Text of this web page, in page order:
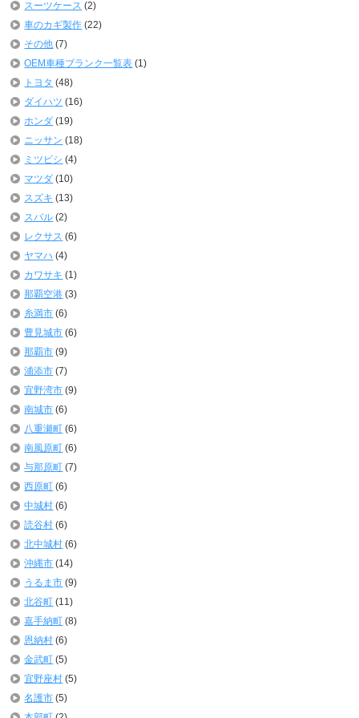
スーツケース (2)
車のカギ製作 (22)
その他 (7)
OEM車種ブランク一覧表 (1)
トヨタ (48)
ダイハツ (16)
ホンダ (19)
ニッサン (18)
ミツビシ (4)
マツダ (10)
スズキ (13)
スバル (2)
レクサス (6)
ヤマハ (4)
カワサキ (1)
那覇空港 (3)
糸満市 (6)
豊見城市 (6)
那覇市 (9)
浦添市 (7)
宜野湾市 (9)
南城市 (6)
八重瀬町 (6)
南風原町 (6)
与那原町 (7)
西原町 (6)
中城村 (6)
読谷村 (6)
北中城村 (6)
沖縄市 (14)
うるま市 (9)
北谷町 (11)
嘉手納町 (8)
恩納村 (6)
金武町 (5)
宜野座村 (5)
名護市 (5)